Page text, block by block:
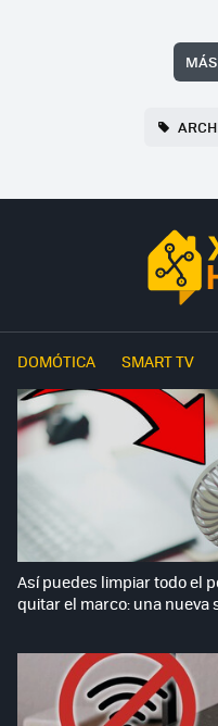
DOMÓTICA SMART TV
Así puedes limpiar todo el
quitar el marco: una